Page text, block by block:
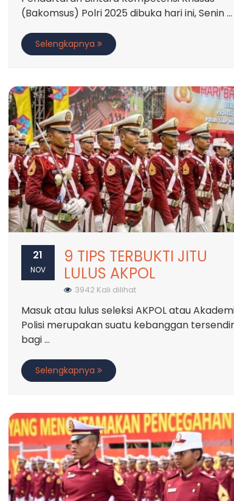
(Bakomsus) Polri 2025 dibuka hari ini, Senin ...
Selengkapnya
21
NOV
9 TIPS TERBUKTI JITU
LULUS AKPOL
3942 Kali dilihat
Masuk atau lulus seleksi AKPOL atau
Polisi merupakan suatu kebanggan
bagi ...
Selengkapnya